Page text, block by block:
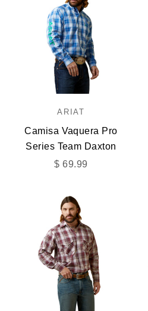
ARIAT
Camisa Vaquera Pro
Series Team Daxton
Precio de oferta
$ 69.99